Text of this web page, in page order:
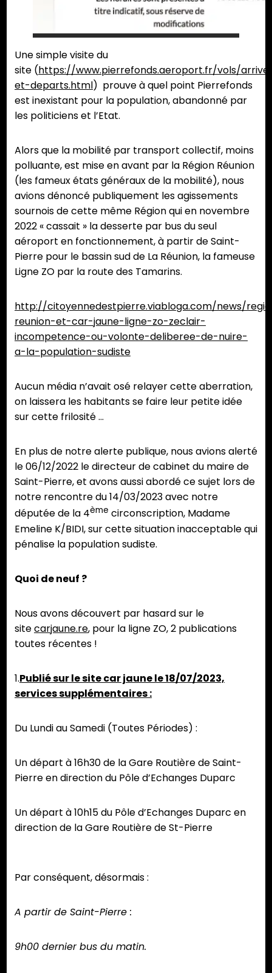
Une simple visite du
site (https://www.pierrefonds.aeroport.fr/vols/
et-departs.html) prouve à quel point Pierrefonds
est inexistant pour la population, abandonné par
les politiciens et l’Etat.
Alors que la mobilité par transport collectif, moins
polluante, est mise en avant par la Région Réunion
(les fameux états généraux de la mobilité), nous
avions dénoncé publiquement les agissements
sournois de cette même Région qui en novembre
2022 « cassait » la desserte par bus du seul
aéroport en fonctionnement, à partir de Saint-
Pierre pour le bassin sud de La Réunion, la fameuse
Ligne ZO par la route des Tamarins.
http://citoyennedestpierre.viabloga.com/news/
reunion-et-car-jaune-ligne-zo-zeclair-
incompetence-ou-volonte-deliberee-de-nuire-
a-la-population-sudiste
Aucun média n’avait osé relayer cette aberration,
on laissera les habitants se faire leur petite idée
sur cette frilosité …
En plus de notre alerte publique, nous avions alerté
le 06/12/2022 le directeur de cabinet du maire de
Saint-Pierre, et avons aussi abordé ce sujet lors de
notre rencontre du 14/03/2023 avec notre
députée de la 4ème circonscription, Madame
Emeline K/BIDI, sur cette situation inacceptable qui
pénalise la population sudiste.
Quoi de neuf ?
Nous avons découvert par hasard sur le
sitecarjaune.re, pour la ligne ZO, 2 publications
toutes récentes !
1.Publié sur le site car jaune le 18/07/2023,
services supplémentaires :
Du Lundi au Samedi (Toutes Périodes) :
Un départ à 16h30 de la Gare Routière de Saint-
Pierre en direction du Pôle d’Echanges Duparc
Un départ à 10h15 du Pôle d’Echanges Duparc en
direction de la Gare Routière de St-Pierre
Par conséquent, désormais :
A partir de Saint-Pierre :
9h00 dernier bus du matin.